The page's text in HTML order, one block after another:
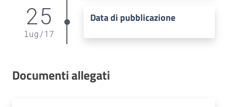
25
lug /17
Data di pubblicazione
Documenti allegati